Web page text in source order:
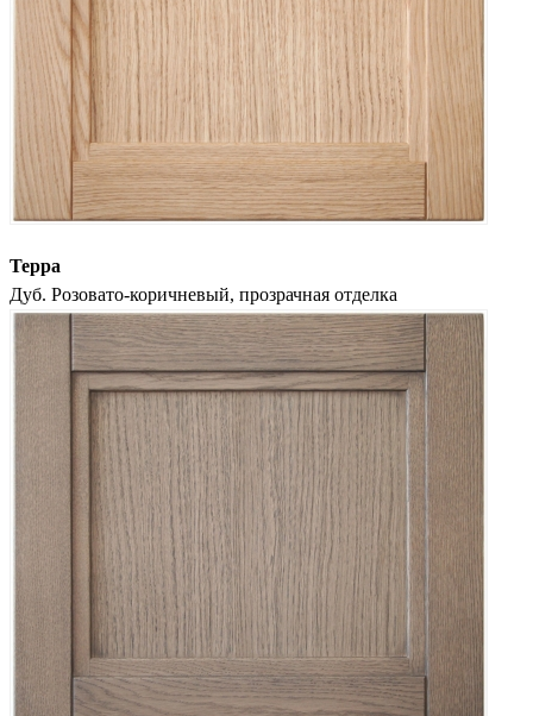
Терра
Дуб. Розовато-коричневый, прозрачная отделка